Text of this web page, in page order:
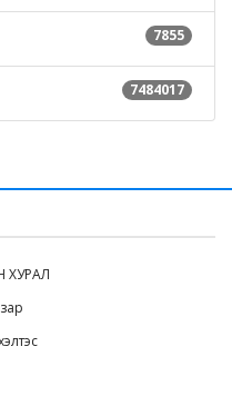
7855
7484017
ХУРАЛ